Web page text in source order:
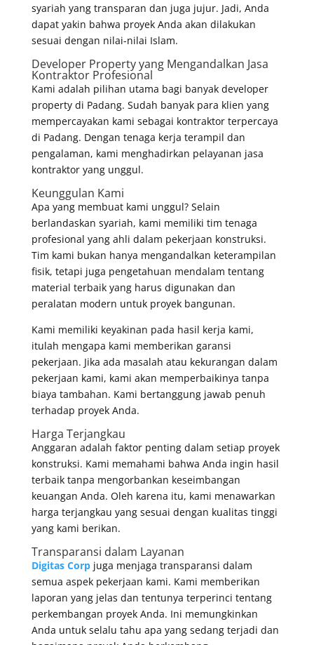
syariah yang transparan dan juga jujur. Jadi, Anda
dapat yakin bahwa proyek Anda akan dilakukan
sesuai dengan nilai-nilai Islam.
Developer Property yang Mengandalkan Jasa
Kontraktor Profesional
Kami adalah pilihan utama bagi banyak developer
property di Padang. Sudah banyak para klien yang
mempercayakan kami sebagai kontraktor terpercaya
di Padang. Dengan tenaga kerja terampil dan
pengalaman, kami menghadirkan pelayanan jasa
kontraktor yang unggul.
Keunggulan Kami
Apa yang membuat kami unggul? Selain
berlandaskan syariah, kami memiliki tim tenaga
profesional yang ahli dalam pekerjaan konstruksi.
Tim kami bukan hanya mengandalkan keterampilan
fisik, tetapi juga pengetahuan mendalam tentang
material terbaik yang harus digunakan dan
peralatan modern untuk proyek bangunan.
Kami memiliki keyakinan pada hasil kerja kami,
itulah mengapa kami memberikan garansi
pekerjaan. Jika ada masalah atau kekurangan dalam
pekerjaan kami, kami akan memperbaikinya tanpa
biaya tambahan. Kami bertanggung jawab penuh
terhadap proyek Anda.
Harga Terjangkau
Anggaran adalah faktor penting dalam setiap proyek
konstruksi. Kami memahami bahwa Anda ingin hasil
terbaik tanpa mengorbankan keseimbangan
keuangan Anda. Oleh karena itu, kami menawarkan
harga terjangkau yang sesuai dengan kualitas tinggi
yang kami berikan.
Transparansi dalam Layanan
Digitas Corpjuga menjaga transparansi dalam
semua aspek pekerjaan kami. Kami memberikan
laporan yang jelas dan tentunya terperinci tentang
perkembangan proyek Anda. Ini memungkinkan
Anda untuk selalu tahu apa yang sedang terjadi dan